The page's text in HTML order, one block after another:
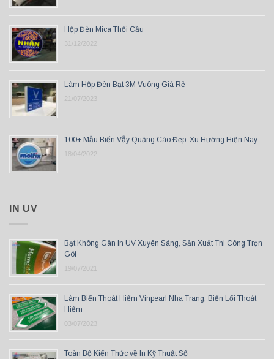
Hộp Đèn Mica Thổi Cầu
31/12/2022
Làm Hộp Đèn Bạt 3M Vuông Giá Rẻ
21/07/2023
100+ Mẫu Biển Vẫy Quảng Cáo Đẹp, Xu Hướng Hiện Nay
18/04/2022
IN UV
Bạt Không Gân In UV Xuyên Sáng, Sản Xuất Thi Công Trọn
Gói
19/07/2021
Làm Biển Thoát Hiểm Vinpearl Nha Trang, Biển Lối Thoát
Hiểm
03/07/2023
Toàn Bộ Kiến Thức về In Kỹ Thuật Số